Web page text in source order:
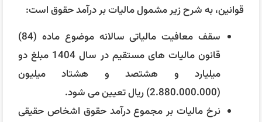
قوانین، به شرح زیر مشمول مالیات بر درآمد حقوق است:
سقف معافیت مالیاتی سالانه موضوع ماده (84)
قانون مالیات ‌های مستقیم در سال 1404 مبلغ دو
میلیارد و هشتصد و هشتاد میلیون
(2.880.000.000) ریال تعیین می‌ شود.
نرخ مالیات بر مجموع درآمد حقوق اشخاص حقیقی